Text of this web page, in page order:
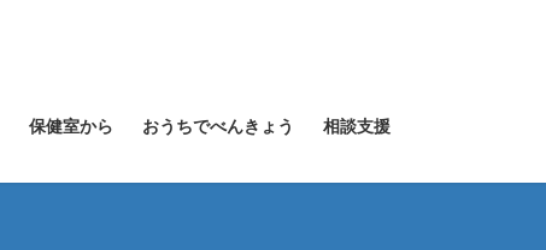
保健室から おうちでべんきょう 相談支援